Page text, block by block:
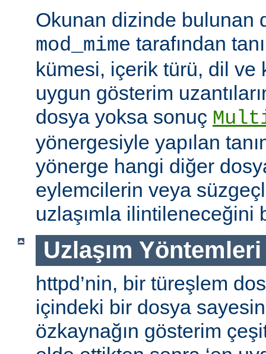
Okunan dizinde bulunan
mod_mime tarafından
kümesi, içerik türü, dil ve
uygun gösterim
dosya yoksa sonuç
yönergesiyle yapılan
yönerge hangi diğer
eylemcilerin veya
uzlaşımla ilintileneceğini
Uzlaşım Yöntemleri
httpd’nin, bir türeşlem
içindeki bir dosya
özkaynağın gösterim